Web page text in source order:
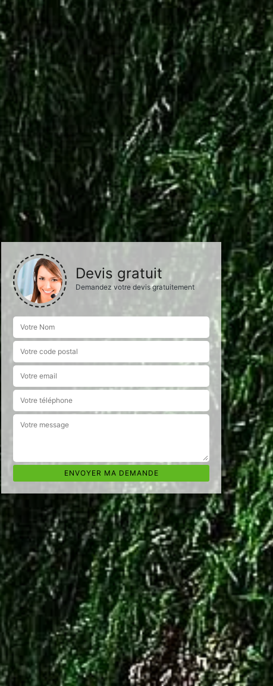
Devis gratuit
Demandez votre devis gratuitement